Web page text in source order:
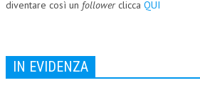
SVILUPPO SOSTENIBILE
diventare così un followerclicca QUI
IN EVIDENZA